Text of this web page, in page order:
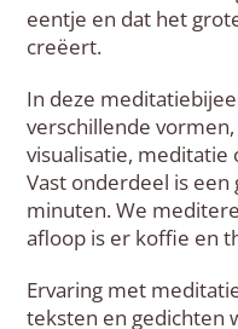
eentje en dat het
creëert.
In deze
verschillende
visualisatie, meditatie
Vast onderdeel is
minuten. We
afloop is er koffie en
Ervaring met
teksten en gedichten